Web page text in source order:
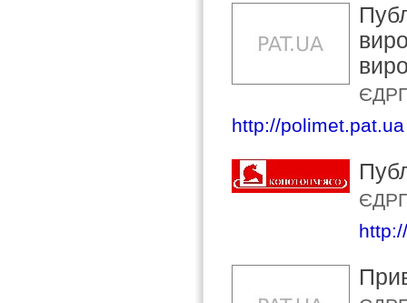
http://polimet.pat.ua